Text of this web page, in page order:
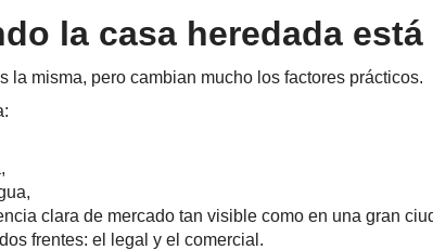
la casa heredada
la misma, pero cambian mucho los factores prácticos.
clara de mercado tan visible como en una gran
frentes: el legal y el comercial.